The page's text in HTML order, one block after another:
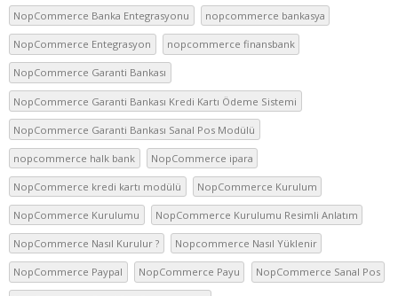
NopCommerce Banka Entegrasyonu nopcommerce bankasya
NopCommerce Entegrasyon nopcommerce finansbank
NopCommerce Garanti Bankası
NopCommerce Garanti Bankası Kredi Kartı Ödeme Sistemi
NopCommerce Garanti Bankası Sanal Pos Modülü
nopcommerce halk bank NopCommerce ipara
NopCommerce kredi kartı modülü NopCommerce Kurulum
NopCommerce Kurulumu NopCommerce Kurulumu Resimli Anlatım
NopCommerce Nasıl Kurulur ? Nopcommerce Nasıl Yüklenir
NopCommerce Paypal NopCommerce Payu NopCommerce Sanal Pos